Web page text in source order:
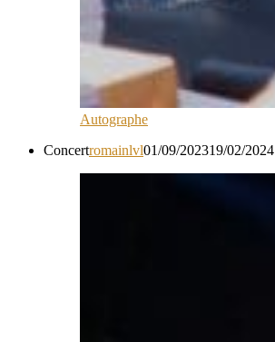
Autographe
Concertromainlvl01/09/202319/02/2024